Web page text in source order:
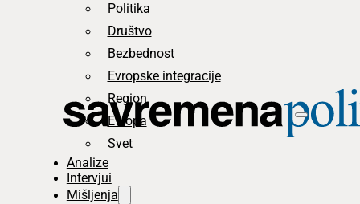
Politika
Društvo
Bezbednost
Evropske integracije
Region
Evropa
Svet
Analize
Intervjui
Mišljenja